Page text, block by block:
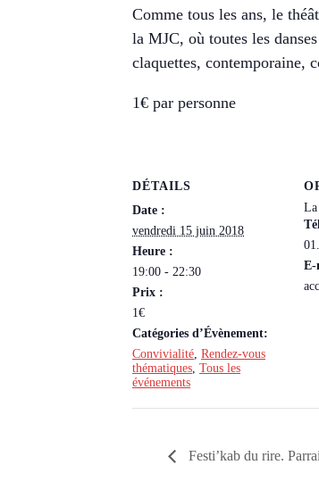
Comme tous les ans, le
la MJC, où toutes les
claquettes, contemporaine,
1€ par personne
DÉTAILS
Date :
vendredi 15 juin 2018
Heure :
19:00 - 22:30
Prix :
1€
Catégories d’Évènement:
Convivialité Rendez-vous
thématiques Tous les
événements
La
E-
Festi’kab du rire.